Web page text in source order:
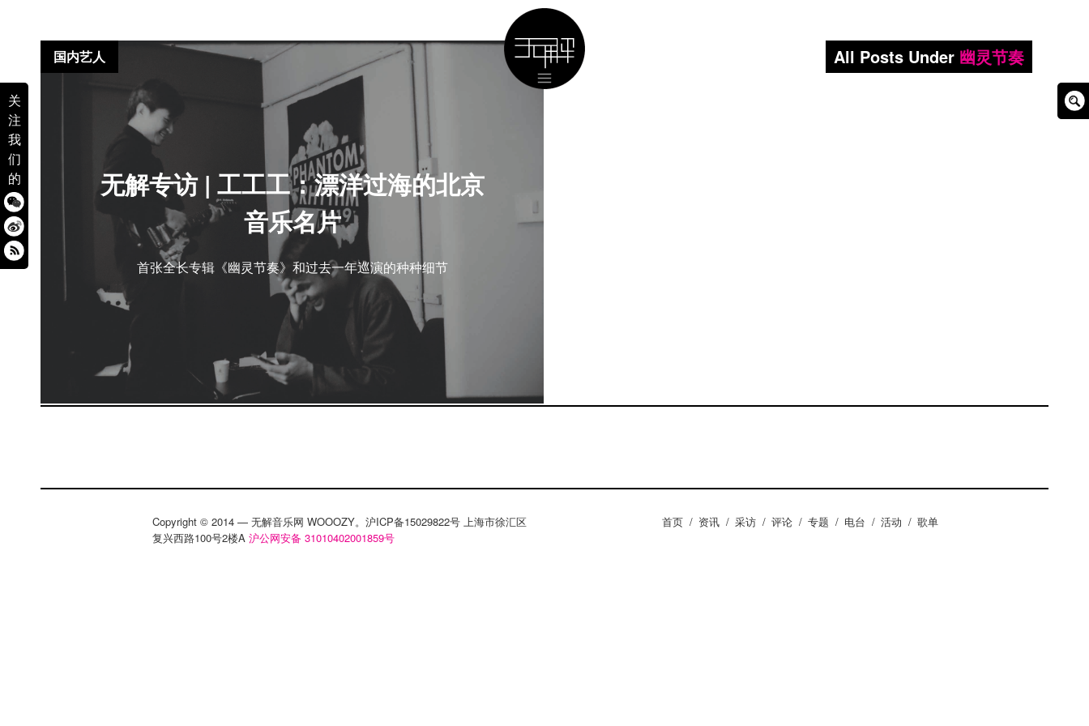
关
注
我
们
的
All Posts Under 幽灵节奏
无解专访 | 工工工：漂洋过海的北京
音乐名片
首张全长专辑《幽灵节奏》和过去一年巡演的种种细节
国内艺人
Copyright © 2014 — 无解音乐网 WOOOZY。沪ICP备15029822号 上海市徐汇区
复兴西路100号2楼A 沪公网安备 31010402001859号
首页 / 资讯 / 采访 / 评论 / 专题 / 电台 / 活动 / 歌单